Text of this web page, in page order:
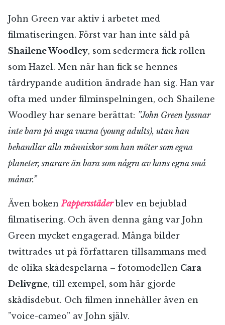
John Green var aktiv i arbetet med
filmatiseringen. Först var han inte såld på
Shailene Woodley, som sedermera fick rollen
som Hazel. Men när han fick se hennes
tårdrypande audition ändrade han sig. Han var
ofta med under filminspelningen, och Shailene
Woodley har senare berättat: ”John Green lyssnar
inte bara på unga vuxna (young adults), utan han
behandlar alla människor som han möter som egna
planeter, snarare än bara som några av hans egna små
månar.”
Även boken Pappersstäderblev en bejublad
filmatisering. Och även denna gång var John
Green mycket engagerad. Många bilder
twittrades ut på författaren tillsammans med
de olika skådespelarna – fotomodellen Cara
Delivgne, till exempel, som här gjorde
skådisdebut. Och filmen innehåller även en
”voice-cameo” av John själv.